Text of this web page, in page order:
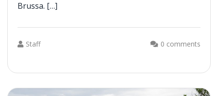
Brussa. […]
Staff 0 comments